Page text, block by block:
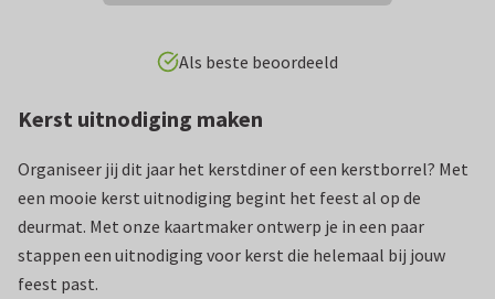
Eenvoudig personaliseren
Kerst uitnodiging maken
Organiseer jij dit jaar het kerstdiner of een kerstborrel? Met
een mooie kerst uitnodiging begint het feest al op de
deurmat. Met onze kaartmaker ontwerp je in een paar
stappen een uitnodiging voor kerst die helemaal bij jouw
feest past.